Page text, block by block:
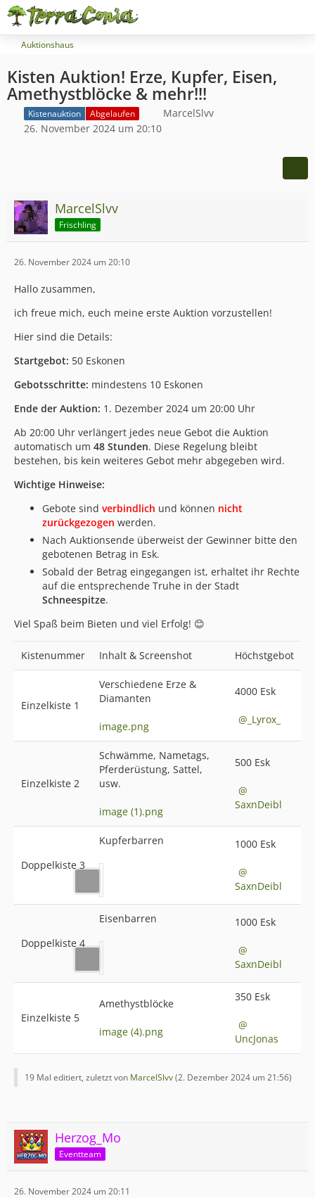
Auktionshaus
Kisten Auktion! Erze, Kupfer, Eisen,
Amethystblöcke & mehr!!!
Kistenauktion Abgelaufen
MarcelSlvv
26. November 2024 um 20:10
MarcelSlvv
Frischling
26. November 2024 um 20:10
Hallo zusammen,
ich freue mich, euch meine erste Auktion vorzustellen!
Hier sind die Details:
Startgebot: 50 Eskonen
Gebotsschritte: mindestens 10 Eskonen
Ende der Auktion: 1. Dezember 2024 um 20:00 Uhr
Ab 20:00 Uhr verlängert jedes neue Gebot die Auktion
automatisch um 48 Stunden. Diese Regelung bleibt
bestehen, bis kein weiteres Gebot mehr abgegeben wird.
Wichtige Hinweise:
Gebote sind verbindlich und können nicht
zurückgezogen werden.
Nach Auktionsende überweist der Gewinner bitte den
gebotenen Betrag in Esk.
Sobald der Betrag eingegangen ist, erhaltet ihr Rechte
auf die entsprechende Truhe in der Stadt
Schneespitze.
Viel Spaß beim Bieten und viel Erfolg! 😊
Kistenummer Inhalt & Screenshot Höchstgebot
Einzelkiste 1
Verschiedene Erze &
Diamanten
image.png
4000 Esk
_Lyrox_
Einzelkiste 2
Schwämme, Nametags,
Pferderüstung, Sattel,
usw.
image (1).png
500 Esk
SaxnDeibl
Doppelkiste 3
Kupferbarren 1000 Esk
SaxnDeibl
Doppelkiste 4
Eisenbarren 1000 Esk
SaxnDeibl
Einzelkiste 5
Amethystblöcke
image (4).png
350 Esk
UncJonas
19 Mal editiert, zuletzt von MarcelSlvv(2. Dezember 2024 um 21:56)
Herzog_Mo
Eventteam
26. November 2024 um 20:11